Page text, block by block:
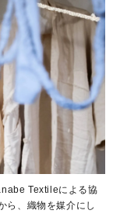
Textileによる協
ら、織物を媒介にし